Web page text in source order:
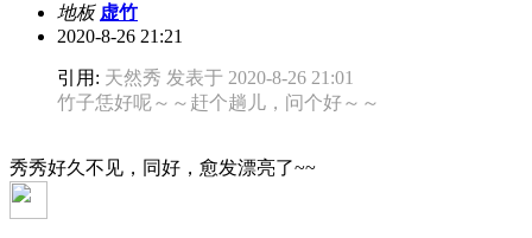
地板 虚竹
2020-8-26 21:21
引用: 天然秀 发表于 2020-8-26 21:01
竹子恁好呢～～赶个趟儿，问个好～～
秀秀好久不见，同好，愈发漂亮了~~